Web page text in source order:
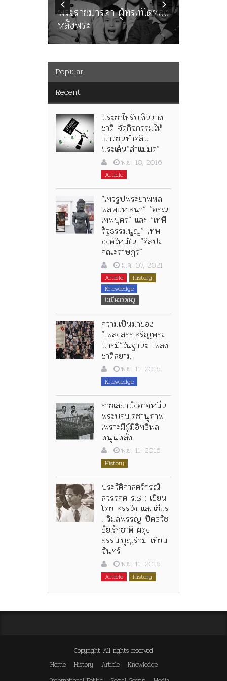
พระราชมารดา ผู้ทรงปิดทอง
หลังพระ
Popular
Recent
ประชาไทรับเงินต่าง
ชาติ จัดกิจกรรมให้
เยาวชนทำคลิป
ประเด็น”ล่าแม่มด”
พ.ย. 18, 2016
Article
“เทวรูปพระยาพหล
พลพยุหเสนา” “อรุณ
เทพบุตร” และ “เทพี
รัฐธรรมนูญ” เทพ
องค์ใหม่ใน “ศิลปะ
คณะราษฎร”
ม.ค. 07, 2021
Article
History
Knowledge
ไม่มีหมวดหมู่
ความเป็นมาของ
“เพลงสรรเสริญพระ
บารมี”ในฐานะ เพลง
ชาติสยาม
พ.ย. 11, 2016
Knowledge
ราชเลขาบังอาจหมิ่น
พระบรมเดชานุภาพ
เพราะมีผู้มีอิทธิพล
หนุนหลัง
พ.ย. 11, 2016
History
ประวัติศาสตร์กรณี
สวรรคต ร.๘ : เขียน
โดย สรรใจ แสงเชียร
, วิมลพรรญ ปีตธวัช
ชัย,รักชาติ ผดุง
ธรรม,บุญร่วม เทียม
จันทร์
พ.ย. 11, 2016
Article History
Copyright All rights reserved
Home
History Article
Knowledge